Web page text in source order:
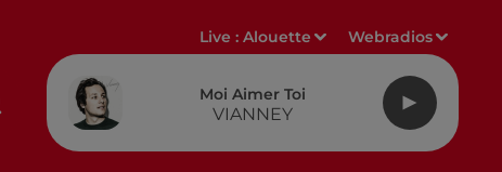
Live :Alouette Webradios
Moi Aimer Toi
VIANNEY